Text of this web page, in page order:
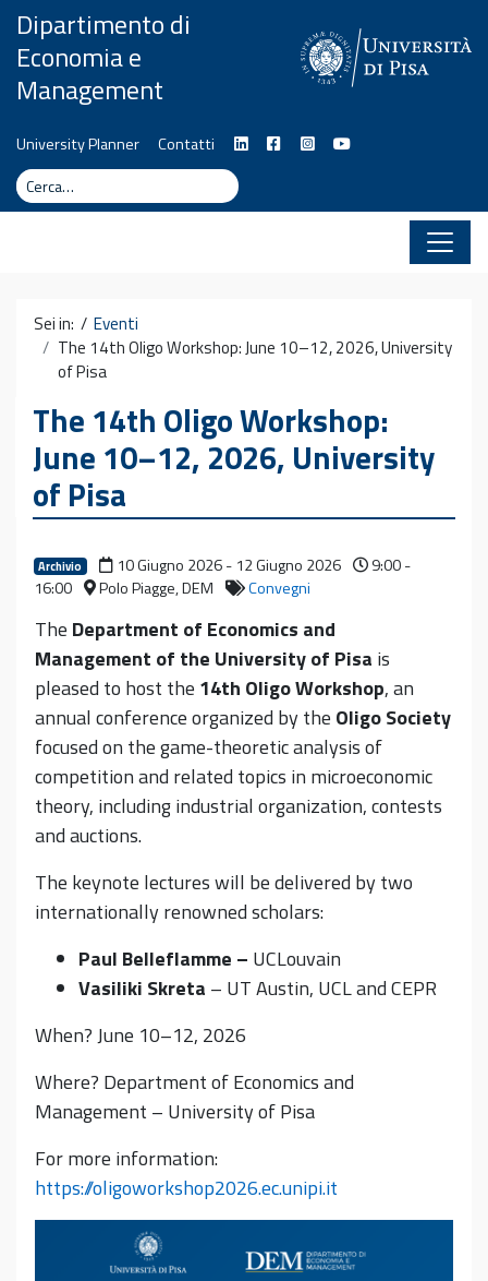
Vai al contenuto
Dipartimento di
Economia e
Management
University Planner
Contatti
Cerca
Cerca
Sei in: / Eventi
The 14th Oligo Workshop: June 10–12, 2026, University
of Pisa
The 14th Oligo Workshop:
June 10–12, 2026, University
of Pisa
Archivio 10 Giugno 2026 - 12 Giugno 2026
9:00 -
16:00
Polo Piagge, DEM Convegni
The Department of Economics and
Management of the University of Pisa is
pleased to host the 14th Oligo Workshop, an
annual conference organized by the Oligo Society
focused on the game-theoretic analysis of
competition and related topics in microeconomic
theory, including industrial organization, contests
and auctions.
The keynote lectures will be delivered by two
internationally renowned scholars:
Paul Belleflamme – UCLouvain
Vasiliki Skreta – UT Austin, UCL and CEPR
When? June 10–12, 2026
Where? Department of Economics and
Management – University of Pisa
For more information:
https://oligoworkshop2026.ec.unipi.it